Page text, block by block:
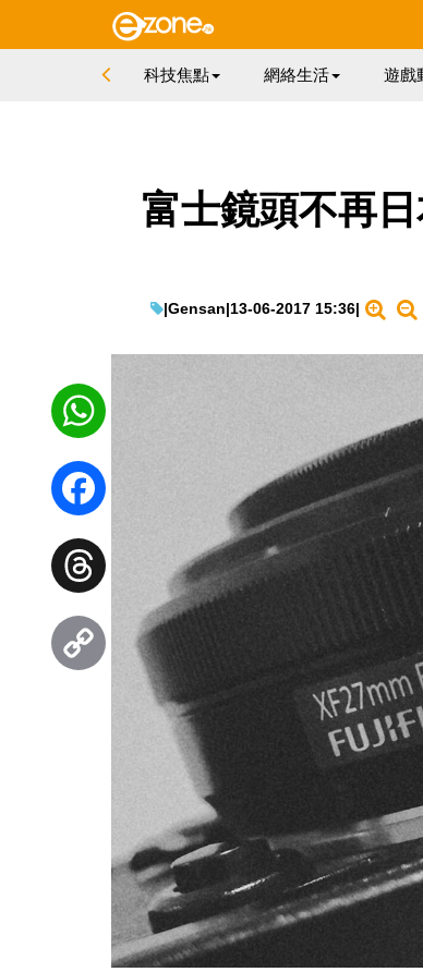
科技焦點 網絡生活 遊戲
富士鏡頭不再
|Gensan|13-06-2017 15:36|
WhatsApp
Facebook
Threads